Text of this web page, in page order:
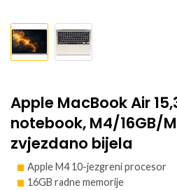
Apple MacBook Air
notebook, M4/16GB/
zvjezdano bijela
Apple M4 10-jezgreni procesor
16GB radne memorije